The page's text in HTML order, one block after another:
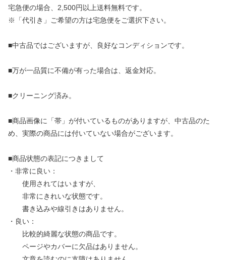
宅急便の場合、2,500円以上送料無料です。
※「代引き」ご希望の方は宅急便をご選択下さい。
■中古品ではございますが、良好なコンディションです。
■万が一品質に不備が有った場合は、返金対応。
■クリーニング済み。
■商品画像に「帯」が付いているものがありますが、中古品のた
め、実際の商品には付いていない場合がございます。
■商品状態の表記につきまして
・非常に良い：
使用されてはいますが、
非常にきれいな状態です。
書き込みや線引きはありません。
・良い：
比較的綺麗な状態の商品です。
ページやカバーに欠品はありません。